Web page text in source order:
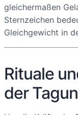
gleichermaßen
Sternzeichen
Gleichgewicht in
Rituale
der